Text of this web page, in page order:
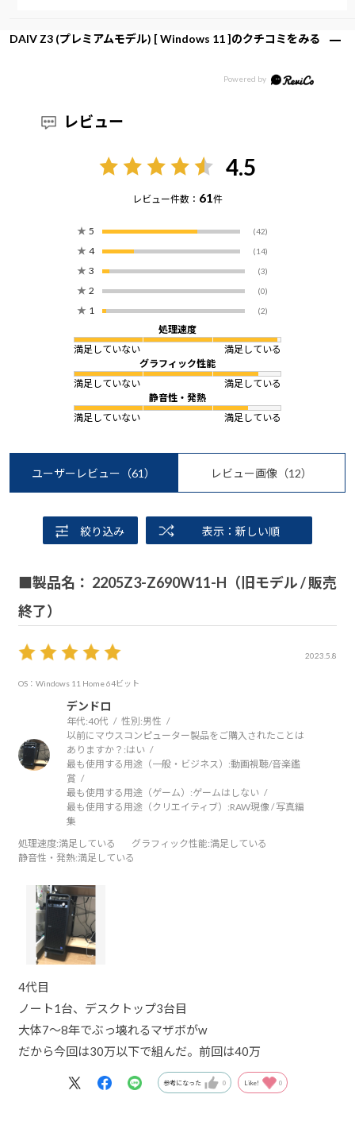
DAIV Z3 (プレミアムモデル) [ Windows 11 ]のクチコミをみる
レビュー
4.5
レビュー件数： 61件
★ 5 (42)
★ 4 (14)
★ 3 (3)
★ 2 (0)
★ 1 (2)
処理速度
満足していない
満足している
グラフィック性能
満足していない
満足している
静音性・発熱
満足していない
満足している
ユーザーレビュー （61） レビュー画像 （12）
絞り込み 表示：新しい順
■製品名： 2205Z3-Z690W11-H（旧モデル / 販売
終了）
2023.5.8
OS：Windows 11 Home 64ビット
デンドロ
年代:40代 性別:男性
以前にマウスコンピューター製品をご購入されたことは
ありますか？:はい
最も使用する用途（一般・ビジネス）:動画視聴/音楽鑑
賞
最も使用する用途（ゲーム）:ゲームはしない
最も使用する用途（クリエイティブ）:RAW現像 / 写真編
集
処理速度:満足している グラフィック性能:満足している
静音性・発熱:満足している
4代目
ノート1台、デスクトップ3台目
大体7〜8年でぶっ壊れるマザボがw
だから今回は30万以下で組んだ。前回は40万
参考になった 0 Like! 0